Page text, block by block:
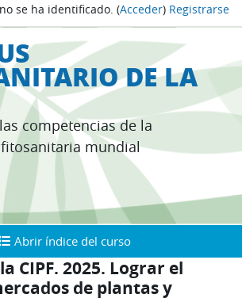
se ha identificado. (Acceder) Registrarse
DE LA
competencias de la
mundial
índice del curso
Abrir índice del curso
CIPF. 2025. Lograr el
de plantas y